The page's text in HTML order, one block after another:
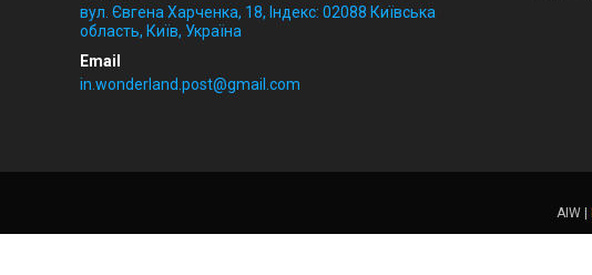
вул. Євгена Харченка, 18, Індекс: 02088 Київська
область, Київ, Україна
in.wonderland.post@gmail.com